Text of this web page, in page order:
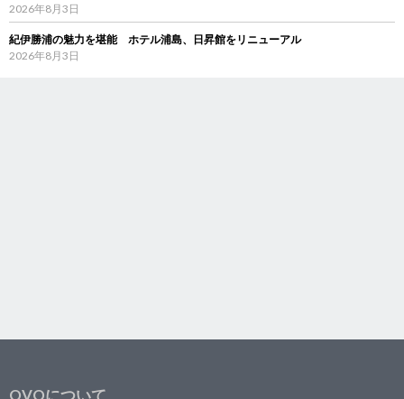
2026年8月3日
紀伊勝浦の魅力を堪能 ホテル浦島、日昇館をリニューアル
2026年8月3日
OVOについて